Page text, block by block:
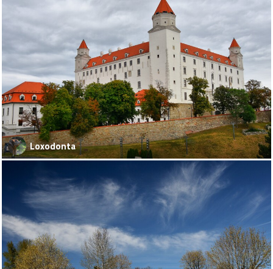
Loxodonta